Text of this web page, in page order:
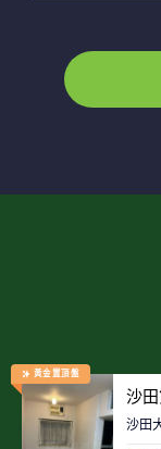
黃金置頂盤
沙田
沙田